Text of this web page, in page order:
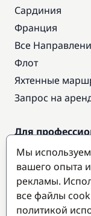
Сардиния
Франция
Все
Флот
Яхтенные
Запрос на
Для
Доступ про
Стать
Популярные
Мы
вашего опыта
рекламы.
все файлы
политикой